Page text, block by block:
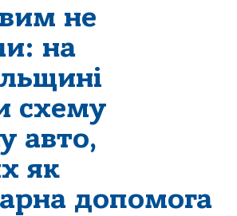
не
на
схему
авто,
як
допомога